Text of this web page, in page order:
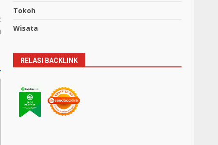
Tokoh
Wisata
RELASI BACKLINK